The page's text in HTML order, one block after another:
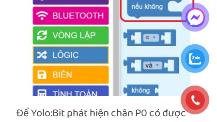
Để Yolo:Bit phát hiện chân P0 có được